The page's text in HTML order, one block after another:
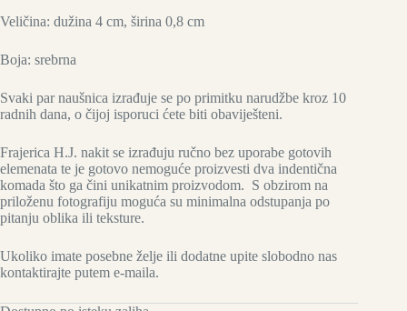
Veličina: dužina 4 cm, širina 0,8 cm
Boja: srebrna
Svaki par naušnica izrađuje se po primitku narudžbe kroz 10
radnih dana, o čijoj isporuci ćete biti obaviješteni.
Frajerica H.J. nakit se izrađuju ručno bez uporabe gotovih
elemenata te je gotovo nemoguće proizvesti dva indentična
komada što ga čini unikatnim proizvodom. S obzirom na
priloženu fotografiju moguća su minimalna odstupanja po
pitanju oblika ili teksture.
Ukoliko imate posebne želje ili dodatne upite slobodno nas
kontaktirajte putem e-maila.